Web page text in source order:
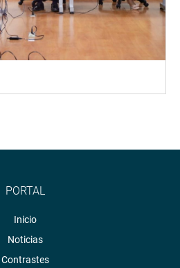
PORTAL
Inicio
Noticias
Contrastes